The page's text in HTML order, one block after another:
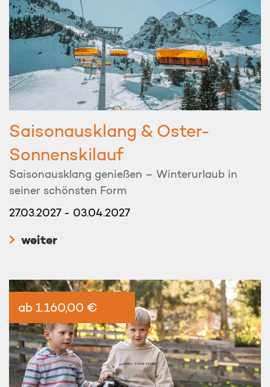
Saisonausklang & Oster-
Sonnenskilauf
Saisonausklang genießen – Winterurlaub in
seiner schönsten Form
27.03.2027 - 03.04.2027
weiter
ab 1.160,00 €